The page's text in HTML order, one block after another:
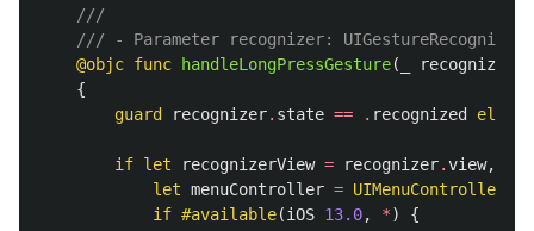
///
/// - Parameter recognizer: UIGestureRecognizer
@objc func handleLongPressGesture( recognizer
{
guard
recognizer. state == . recognized else
if let recognizerView = recognizer.view,
let menuController = UIMenuController
if #available(iOS 13.0, *)
{